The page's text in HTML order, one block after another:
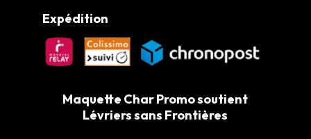
Expédition
Maquette Char Promo soutient
Lévriers sans Frontières